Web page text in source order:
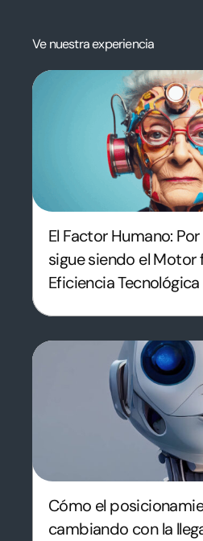
Ve nuestra experiencia
El Factor Humano:
sigue siendo el Motor
Eficiencia Tecnológica
Cómo el
cambiando con la